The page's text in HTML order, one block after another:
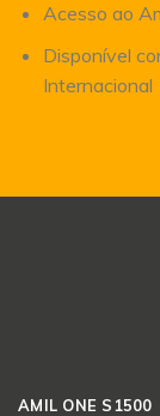
Acesso ao
Disponível
Internacional
AMIL ONE S1500